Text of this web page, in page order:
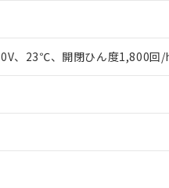
、23℃、開閉ひん度1,800回/